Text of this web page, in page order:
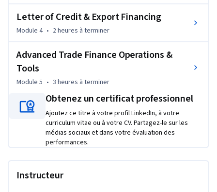
By the end of the course, you will be able to structure secure
and manage financial risks effectively in global trade
environments.
Ideal for banking and trade professionals, this course equips
you with job-ready skills to succeed in international trade
finance and risk management.
Letter of Credit & Export Financing
Module 4 • 2 heures à terminer
Advanced Trade Finance Operations &
Tools
Module 5 • 3 heures à terminer
Obtenez un certificat professionnel
Ajoutez ce titre à votre profil LinkedIn, à votre
curriculum vitae ou à votre CV. Partagez-le sur les
médias sociaux et dans votre évaluation des
performances.
Instructeur